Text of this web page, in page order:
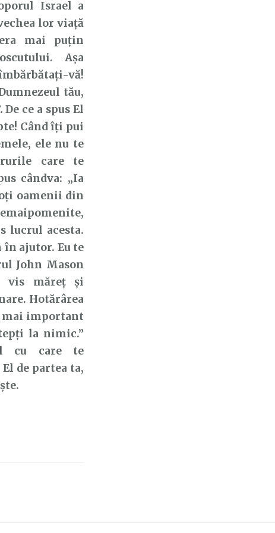
Israel a
lor viață
mai puțin
Așa
vă!
tău,
De ce a spus El
Când îți pui
ele nu te
care te
cândva: „Ia
oamenii din
lucrul acesta.
ajutor. Eu te
John Mason
vis măreț și
Hotărârea
mai important
la nimic.”
cu care te
de partea ta,